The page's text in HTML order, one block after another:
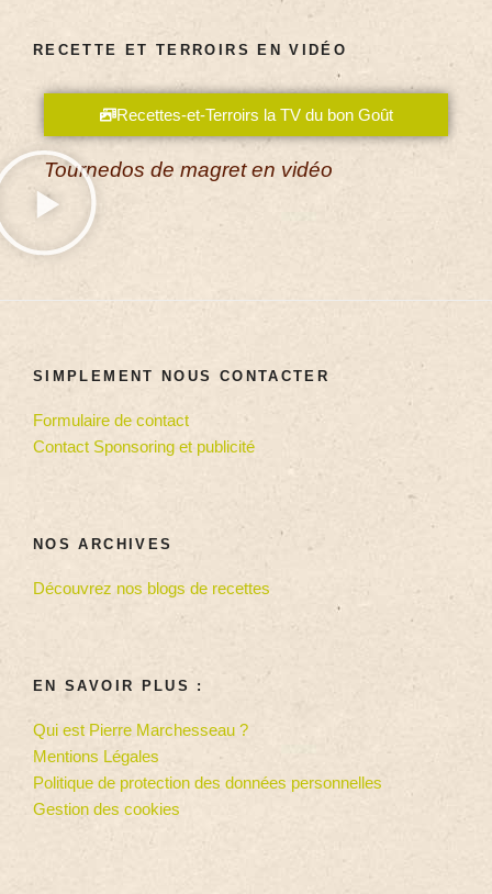
RECETTE ET TERROIRS EN VIDÉO
Recettes-et-Terroirs la TV du bon Goût
Tournedos de magret en vidéo
SIMPLEMENT NOUS CONTACTER
Formulaire de contact
Contact Sponsoring et publicité
NOS ARCHIVES
Découvrez nos blogs de recettes
EN SAVOIR PLUS :
Qui est Pierre Marchesseau ?
Mentions Légales
Politique de protection des données personnelles
Gestion des cookies